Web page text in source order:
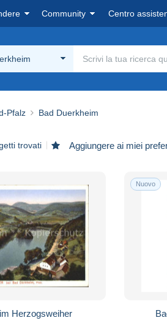
Community Centro
Pfalz Bad Duerkheim
trovati Aggiungere ai miei
Herzogsweiher
Nuovo